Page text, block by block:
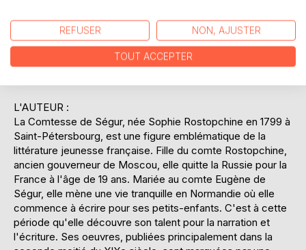
merveilleux décrits dans les histoires. Ce livre est idéal
pour être lu à haute voix par les parents, permettant ainsi
de partager un moment privilégié avec leurs enfants tout
en les initiant à la richesse de la littérature classique
L'AUTEUR :
La Comtesse de Ségur, née Sophie Rostopchine en 1799 à
Saint-Pétersbourg, est une figure emblématique de la
littérature jeunesse française. Fille du comte Rostopchine,
ancien gouverneur de Moscou, elle quitte la Russie pour la
France à l'âge de 19 ans. Mariée au comte Eugène de
Ségur, elle mène une vie tranquille en Normandie où elle
commence à écrire pour ses petits-enfants. C'est à cette
période qu'elle découvre son talent pour la narration et
l'écriture. Ses oeuvres, publiées principalement dans la
REFUSER NON, AJUSTER
TOUT ACCEPTER